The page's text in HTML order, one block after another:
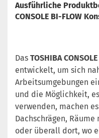
Ausführliche
CONSOLE BI-FLOW
Das TOSHIBA
entwickelt, um sich
Arbeitsumgebungen
und die Möglichkeit,
verwenden, machen
Dachschrägen,
oder überall dort, wo